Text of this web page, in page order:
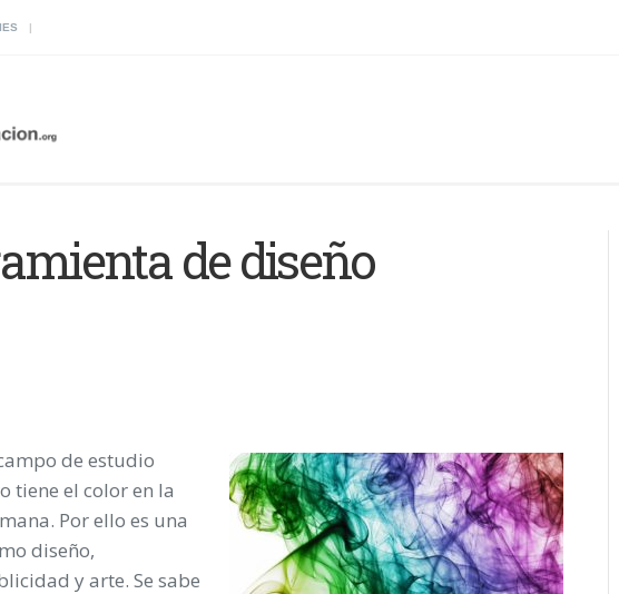
de diseño
de estudio
tiene el color en la
Por ello es una
diseño,
y arte. Se sabe